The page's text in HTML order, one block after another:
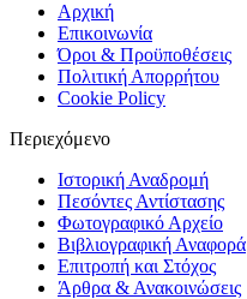
Αρχική
Επικοινωνία
Όροι & Προϋποθέσεις
Πολιτική Απορρήτου
Cookie Policy
Περιεχόμενο
Ιστορική Αναδρομή
Πεσόντες Αντίστασης
Φωτογραφικό Αρχείο
Βιβλιογραφική Αναφορά
Επιτροπή και Στόχος
Άρθρα & Ανακοινώσεις